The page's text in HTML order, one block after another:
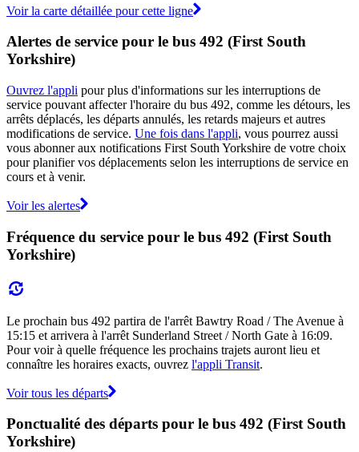
Voir la carte détaillée pour cette ligne
Alertes de service pour le bus 492 (First South
Yorkshire)
Ouvrez l'appli pour plus d'informations sur les interruptions de
service pouvant affecter l'horaire du bus 492, comme les détours, les
arrêts déplacés, les départs annulés, les retards majeurs et autres
modifications de service. Une fois dans l'appli, vous pourrez aussi
vous abonner aux notifications First South Yorkshire de votre choix
pour planifier vos déplacements selon les interruptions de service en
cours et à venir.
Voir les alertes
Fréquence du service pour le bus 492 (First South
Yorkshire)
Le prochain bus 492 partira de l'arrêt Bawtry Road / The Avenue à
15:15 et arrivera à l'arrêt Sunderland Street / North Gate à 16:09.
Pour voir à quelle fréquence les prochains trajets auront lieu et
connaître les horaires exacts, ouvrez l'appli Transit.
Voir tous les départs
Ponctualité des départs pour le bus 492 (First South
Yorkshire)